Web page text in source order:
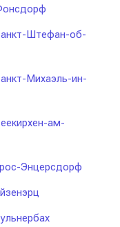
Штефан-об-
Михаэль-ин-
ам-
Энцерсдорф